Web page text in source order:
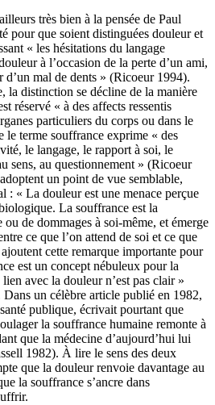
très bien à la pensée de Paul
pour que soient distinguées douleur et
« les hésitations du langage
à l’occasion de la perte d’un ami,
mal de dents » (Ricoeur 1994).
la distinction se décline de la manière
réservé « à des affects ressentis
particuliers du corps ou dans le
le terme souffrance exprime « des
le langage, le rapport à soi, le
sens, au questionnement » (Ricoeur
un point de vue semblable,
: « La douleur est une menace perçue
La souffrance est la
de dommages à soi-même, et émerge
ce que l’on attend de soi et ce que
cette remarque importante pour
est un concept nébuleux pour la
avec la douleur n’est pas clair »
un célèbre article publié en 1982,
publique, écrivait pourtant que
la souffrance humaine remonte à
que la médecine d’aujourd’hui lui
1982). À lire le sens des deux
que la douleur renvoie davantage au
la souffrance s’ancre dans